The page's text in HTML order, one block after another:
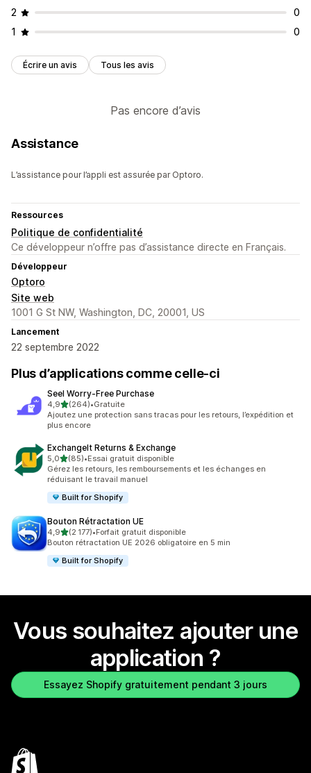
2
0
1
0
Écrire un avis Tous les avis
Pas encore d’avis
Assistance
L’assistance pour l’appli est assurée par Optoro.
Ressources
Politique de confidentialité
Ce développeur n’offre pas d’assistance directe en Français.
Développeur
Optoro
Site web
1001 G St NW, Washington, DC, 20001, US
Lancement
22 septembre 2022
Plus d’applications comme celle-ci
Seel Worry‑Free Purchase
4,9étoile(s) sur 5
(264)
264 avis au total
•Gratuite
Ajoutez une protection sans tracas pour les retours, l’expédition et
plus encore
ExchangeIt Returns & Exchange
5,0étoile(s) sur 5
(85)
85 avis au total
•Essai gratuit disponible
Gérez les retours, les remboursements et les échanges en
réduisant le travail manuel
Built for Shopify
Bouton Rétractation UE
4,9étoile(s) sur 5
(2 177)
2177 avis au total
•Forfait gratuit disponible
Bouton rétractation UE 2026 obligatoire en 5 min
Built for Shopify
Vous souhaitez ajouter une
application ?
Essayez Shopify gratuitement pendant 3 jours